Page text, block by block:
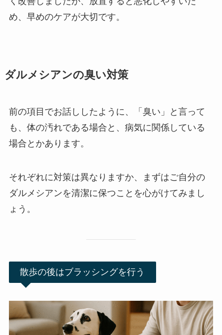
め、早めのケアが大切です。
ダルメシアンの臭い対策
前の項目でお話ししたように、「臭い」と言って
も、体の汚れである場合と、病気に関係している
場合とかあります。
それぞれに対策は異なりますか、まずはご自分の
ダルメシアンを清潔に保つことを心がけてみまし
ょう。
散歩の後はブラッシングを行う